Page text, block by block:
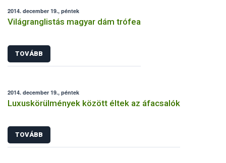
2014. december 19., péntek
Világranglistás magyar dám trófea
TOVÁBB
2014. december 19., péntek
Luxuskörülmények között éltek az áfacsalók
TOVÁBB